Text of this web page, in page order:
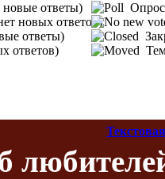
новые ответы)
новых ответов)
ответы)
ответов)
Опрос